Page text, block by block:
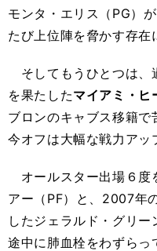
モンタ・エリス（PG）
たび上位陣を脅かす存在
そしてもうひとつは、
を果たしたマイアミ・ヒ
ブロンのキャブス移籍で
今オフは大幅な戦力アッ
オールスター出場６度
アー（PF）と、2007年
したジェラルド・グリ
途中に肺血栓をわずらっ